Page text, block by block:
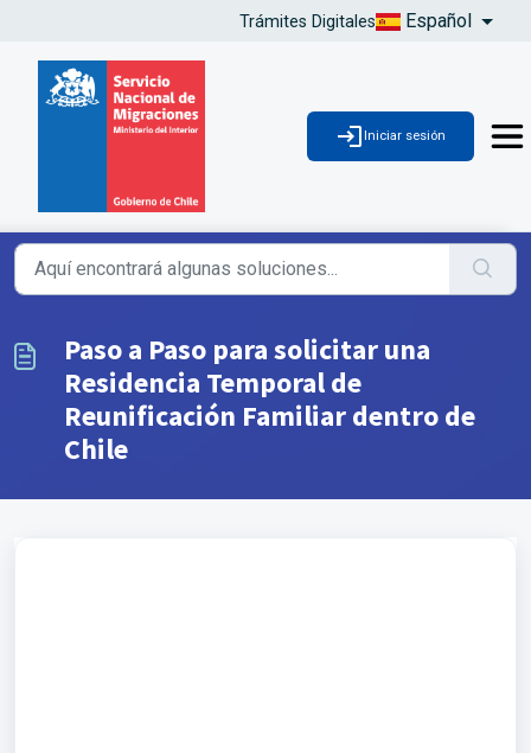
Trámites Digitales Español
Iniciar sesión
Paso a Paso para solicitar una
Residencia Temporal de
Reunificación Familiar dentro de
Chile